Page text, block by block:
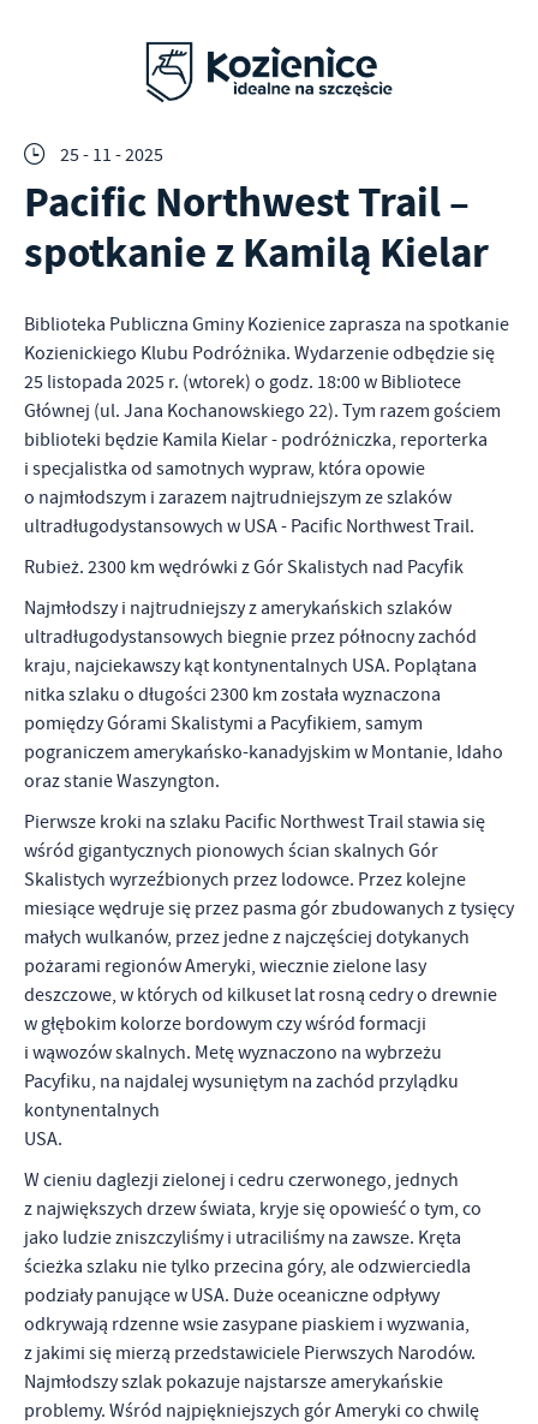
25 - 11 - 2025
Pacific Northwest Trail –
spotkanie z Kamilą Kielar
Biblioteka Publiczna Gminy Kozienice zaprasza na spotkanie
Kozienickiego Klubu Podróżnika. Wydarzenie odbędzie się
25 listopada 2025 r. (wtorek) o godz. 18:00 w Bibliotece
Głównej (ul. Jana Kochanowskiego 22). Tym razem gościem
biblioteki będzie Kamila Kielar - podróżniczka, reporterka
i specjalistka od samotnych wypraw, która opowie
o najmłodszym i zarazem najtrudniejszym ze szlaków
ultradługodystansowych w USA - Pacific Northwest Trail.
Rubież. 2300 km wędrówki z Gór Skalistych nad Pacyfik
Najmłodszy i najtrudniejszy z amerykańskich szlaków
ultradługodystansowych biegnie przez północny zachód
kraju, najciekawszy kąt kontynentalnych USA. Poplątana
nitka szlaku o długości 2300 km została wyznaczona
pomiędzy Górami Skalistymi a Pacyfikiem, samym
pograniczem amerykańsko-kanadyjskim w Montanie, Idaho
oraz stanie Waszyngton.
Pierwsze kroki na szlaku Pacific Northwest Trail stawia się
wśród gigantycznych pionowych ścian skalnych Gór
Skalistych wyrzeźbionych przez lodowce. Przez kolejne
miesiące wędruje się przez pasma gór zbudowanych z tysięcy
małych wulkanów, przez jedne z najczęściej dotykanych
pożarami regionów Ameryki, wiecznie zielone lasy
deszczowe, w których od kilkuset lat rosną cedry o drewnie
w głębokim kolorze bordowym czy wśród formacji
i wąwozów skalnych. Metę wyznaczono na wybrzeżu
Pacyfiku, na najdalej wysuniętym na zachód przylądku
kontynentalnych
USA.
W cieniu daglezji zielonej i cedru czerwonego, jednych
z największych drzew świata, kryje się opowieść o tym, co
jako ludzie zniszczyliśmy i utraciliśmy na zawsze. Kręta
ścieżka szlaku nie tylko przecina góry, ale odzwierciedla
podziały panujące w USA. Duże oceaniczne odpływy
odkrywają rdzenne wsie zasypane piaskiem i wyzwania,
z jakimi się mierzą przedstawiciele Pierwszych Narodów.
Najmłodszy szlak pokazuje najstarsze amerykańskie
problemy. Wśród najpiękniejszych gór Ameryki co chwilę